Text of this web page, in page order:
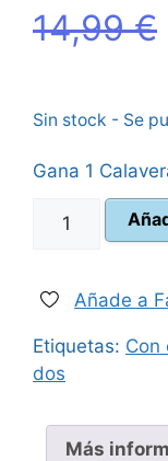
14,99€
Sin stock - Se
Gana 1
Combo
cantidad
Añade a
Etiquetas: Con
dos
Más